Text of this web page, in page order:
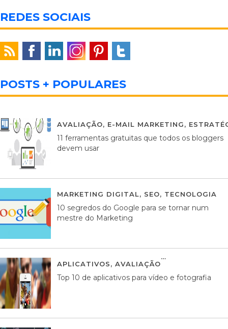
REDES SOCIAIS
POSTS + POPULARES
AVALIAÇÃO, E-MAIL MARKETING,
11 ferramentas gratuitas que todos os bloggers
devem usar
MARKETING DIGITAL, SEO, TECNOLOGIA
10 segredos do Google para se tornar num
mestre do Marketing
APLICATIVOS, AVALIAÇÃO
Top 10 de aplicativos para vídeo e fotografia